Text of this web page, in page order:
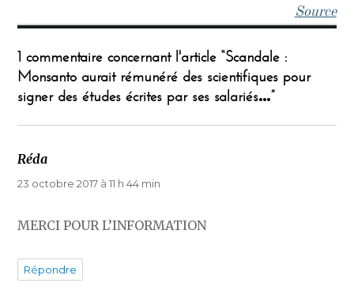
Source
1 commentaire concernant l'article “Scandale :
Monsanto aurait rémunéré des scientifiques pour
signer des études écrites par ses salariés…”
Réda
23 octobre 2017 à 11 h 44 min
MERCI POUR L’INFORMATION
Répondre